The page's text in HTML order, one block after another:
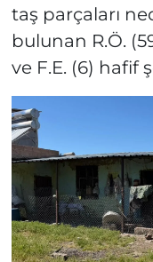
taş parçaları
bulunan R.Ö.
ve F.E. (6) hafif